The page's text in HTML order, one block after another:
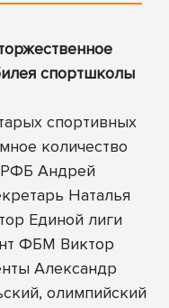
спортшколы
спортивных
количество
РФБ Андрей
Наталья
Единой лиги
ФБМ Виктор
Александр
олимпийский